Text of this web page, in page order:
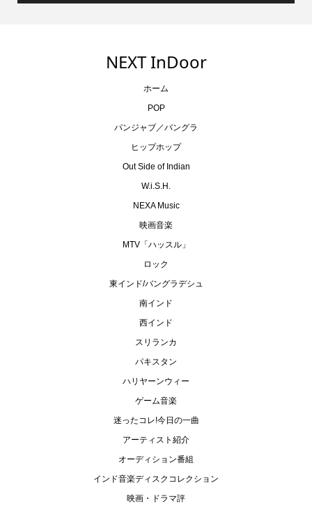
NEXT InDoor
ホーム
POP
パンジャブ／バングラ
ヒップホップ
Out Side of Indian
W.i.S.H.
NEXA Music
映画音楽
MTV「ハッスル」
ロック
東インド/バングラデシュ
南インド
西インド
スリランカ
パキスタン
ハリヤーンウィー
ゲーム音楽
迷ったコレ!今日の一曲
アーティスト紹介
オーディション番組
インド音楽ディスクコレクション
映画・ドラマ評